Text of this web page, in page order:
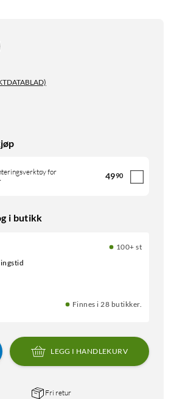
for
4990
i butikk
100+ st
Finnes i 28 butikker.
LEGG I HANDLEKURV
Fri retur